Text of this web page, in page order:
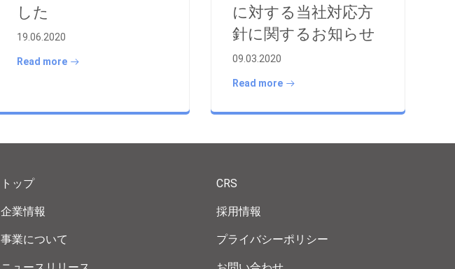
した
19.06.2020
Read more
に対する当社対応方
針に関するお知らせ
09.03.2020
Read more
トップ
企業情報
事業について
CRS
採用情報
プライバシーポリシー